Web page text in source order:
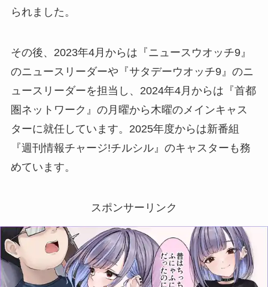
られました。
その後、2023年4月からは『ニュースウオッチ9』
のニュースリーダーや『サタデーウオッチ9』のニ
ュースリーダーを担当し、2024年4月からは『首都
圏ネットワーク』の月曜から木曜のメインキャス
ターに就任しています。2025年度からは新番組
『週刊情報チャージ!チルシル』のキャスターも務
めています。
スポンサーリンク